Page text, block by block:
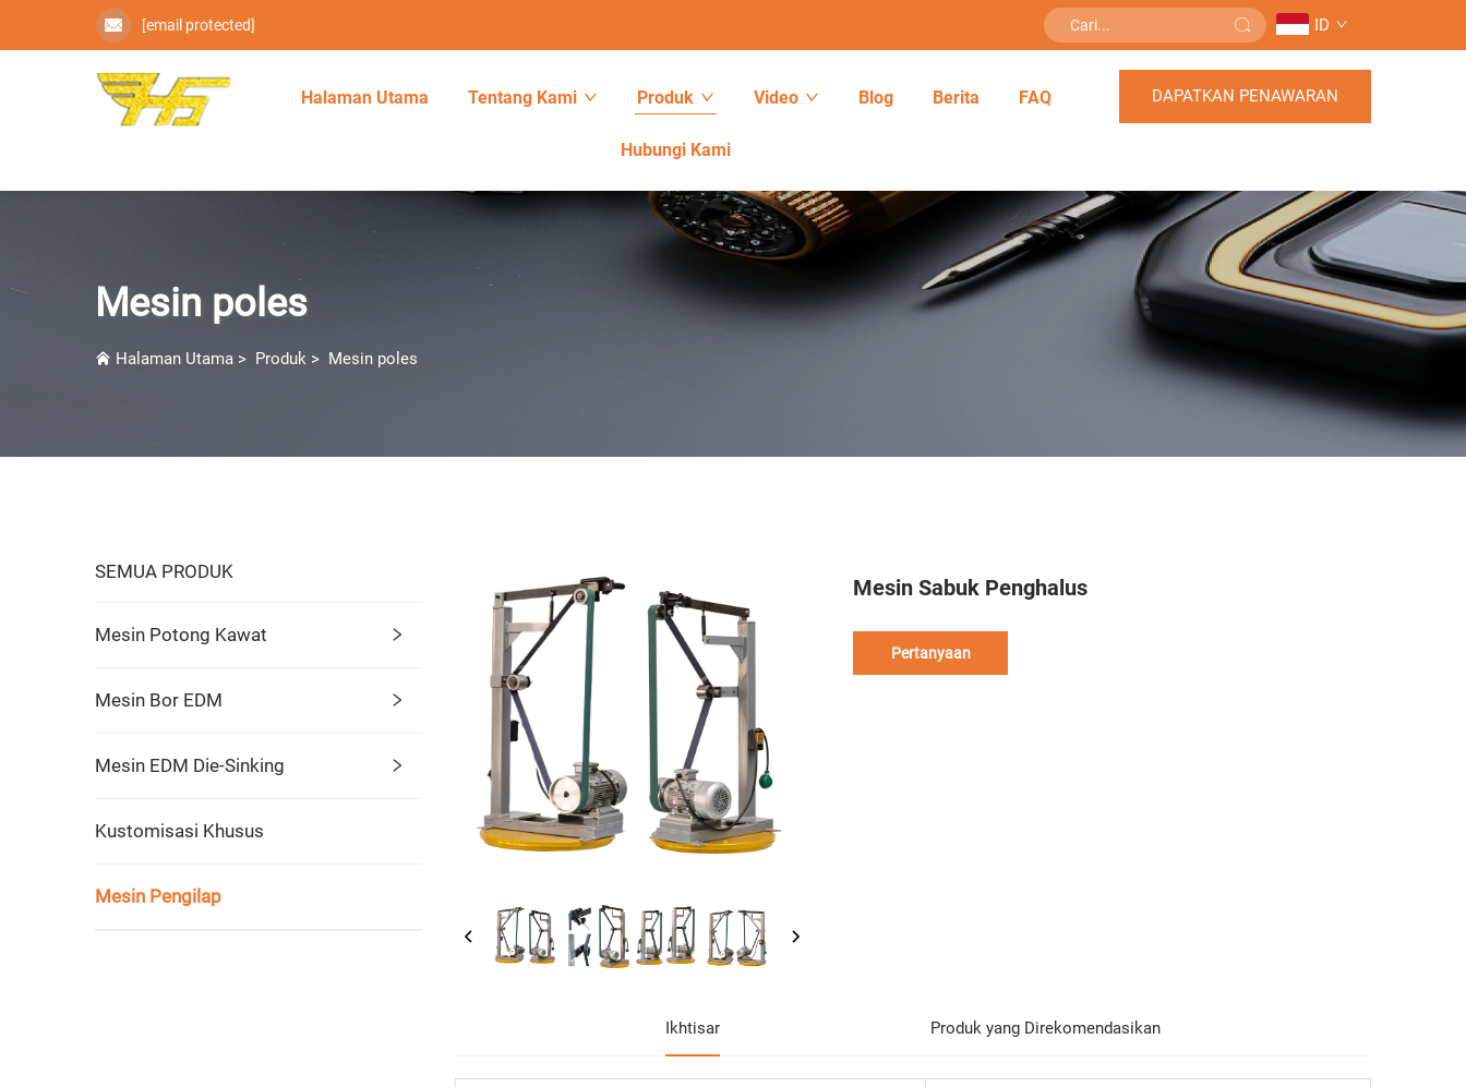
[email protected] ID
Halaman Utama Tentang Kami Produk Video Blog Berita FAQ
Hubungi Kami
DAPATKAN PENAWARAN
Mesin poles
Halaman Utama > Produk > Mesin poles
SEMUA PRODUK
Mesin Potong Kawat
Mesin Bor EDM
Mesin EDM Die-Sinking
Kustomisasi Khusus
Mesin Pengilap
Mesin Sabuk Penghalus
Pertanyaan
Ikhtisar Produk yang Direkomendasikan